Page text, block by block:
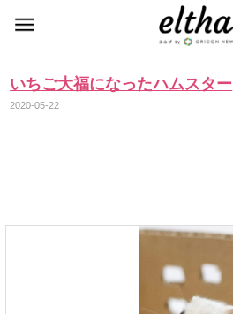
いちご大福になったハムスター
2020-05-22